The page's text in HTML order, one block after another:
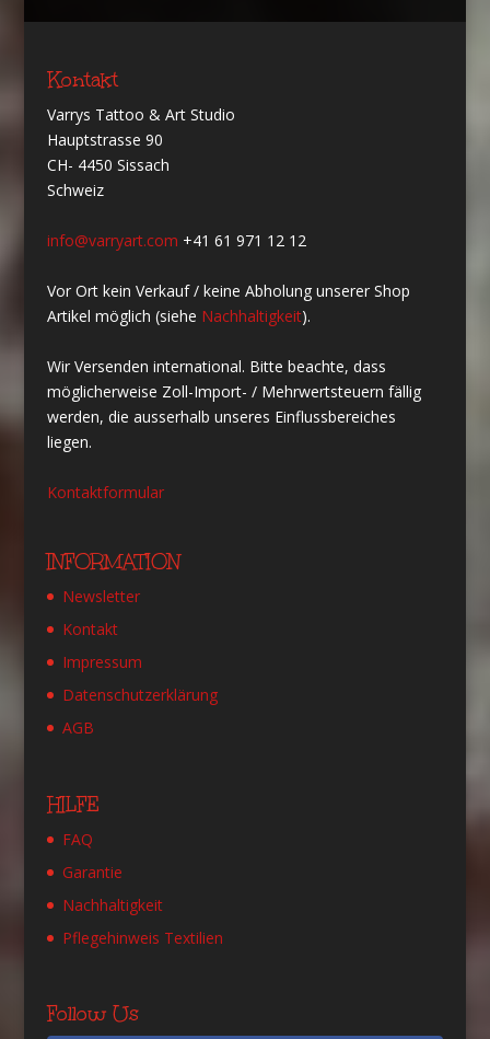
Kontakt
Varrys Tattoo & Art Studio
Hauptstrasse 90
CH- 4450 Sissach
Schweiz
info@varryart.com +41 61 971 12 12
Vor Ort kein Verkauf / keine Abholung unserer Shop
Artikel möglich (siehe Nachhaltigkeit).
Wir Versenden international. Bitte beachte, dass
möglicherweise Zoll-Import- / Mehrwertsteuern fällig
werden, die ausserhalb unseres Einflussbereiches
liegen.
Kontaktformular
INFORMATION
Newsletter
Kontakt
Impressum
Datenschutzerklärung
AGB
HILFE
FAQ
Garantie
Nachhaltigkeit
Pflegehinweis Textilien
Follow Us